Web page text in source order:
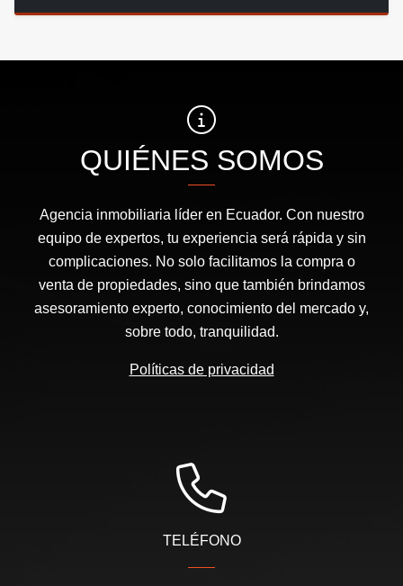
QUIÉNES SOMOS
Agencia inmobiliaria líder en Ecuador. Con nuestro
equipo de expertos, tu experiencia será rápida y sin
complicaciones. No solo facilitamos la compra o
venta de propiedades, sino que también brindamos
asesoramiento experto, conocimiento del mercado y,
sobre todo, tranquilidad.
Políticas de privacidad
TELÉFONO